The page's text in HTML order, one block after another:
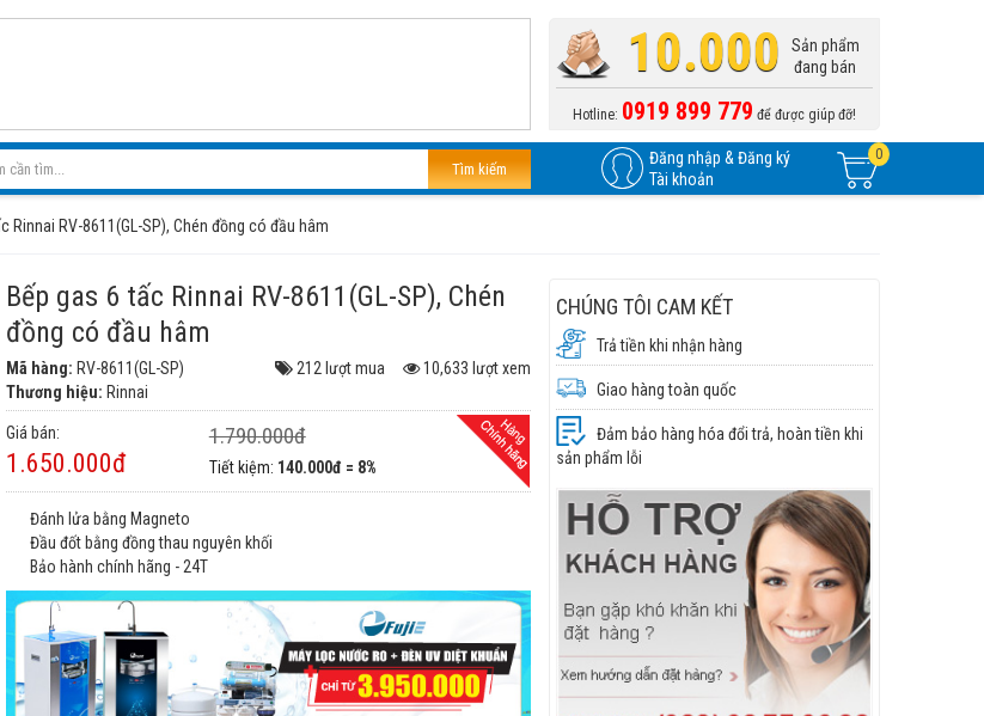
10.000
Sản phẩm
đang bán
Hotline: 0919 899 779 để được giúp đỡ!
Tìm kiếm
Đăng nhập & Đăng ký
Tài khoản
0
Rinnai RV-8611(GL-SP), Chén đồng có đầu hâm
Bếp gas 6 tấc Rinnai RV-8611(GL-SP), Chén
đồng có đầu hâm
Mã hàng: RV-8611(GL-SP) 212 lượt mua
10,633 lượt xem
Thương hiệu: Rinnai
Giá bán:
1.650.000đ
1.790.000đ
Tiết kiệm: 140.000đ = 8%
Đánh lửa bằng Magneto
Đầu đốt bằng đồng thau nguyên khối
Bảo hành chính hãng - 24T
CHÚNG TÔI CAM KẾT
Trả tiền khi nhận hàng
Giao hàng toàn quốc
Đảm bảo hàng hóa đổi trả, hoàn tiền khi
sản phẩm lỗi